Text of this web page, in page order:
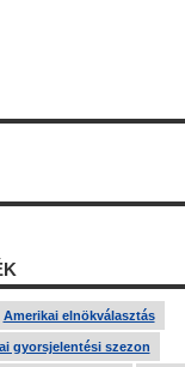
Amerikai elnökválasztás
gyorsjelentési szezon